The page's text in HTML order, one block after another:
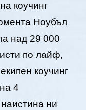
коучинг
Ноубъл
над 29 000
по лайф,
коучинг
4
ни